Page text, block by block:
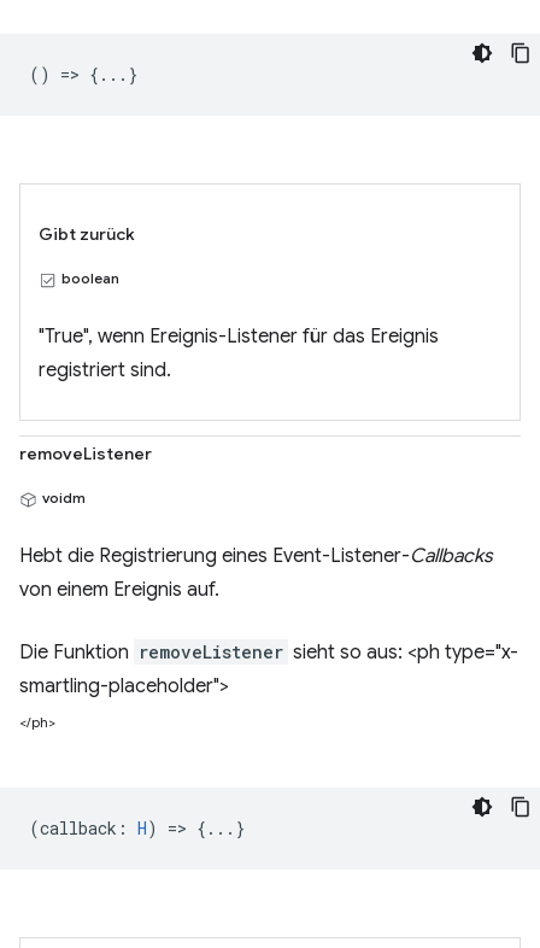
() => {...}
Gibt zurück
boolean
"True", wenn Ereignis-Listener für das Ereignis
registriert sind.
removeListener
voidm
Hebt die Registrierung eines Event-Listener-Callbacks
von einem Ereignis auf.
Die Funktion removeListener sieht so aus: <ph type="x-
smartling-placeholder">
</ph>
(callback : H) => {...}